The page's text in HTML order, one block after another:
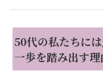
50代の私たちに
一歩を踏み出す理